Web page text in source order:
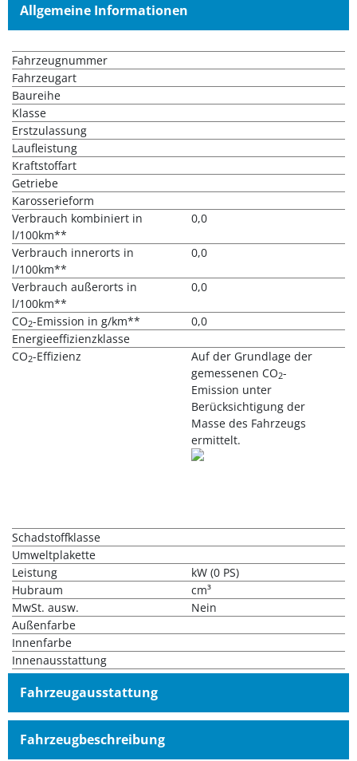
Allgemeine Informationen
Fahrzeugnummer
Fahrzeugart
Baureihe
Klasse
Erstzulassung
Laufleistung
Kraftstoffart
Getriebe
Karosserieform
Verbrauch kombiniert in
l/100km**
0,0
Verbrauch innerorts in
l/100km**
0,0
Verbrauch außerorts in
l/100km**
0,0
CO2-Emission in g/km**
0,0
Energieeffizienzklasse
CO2-Effizienz
Auf der Grundlage der
gemessenen CO2-
Emission unter
Berücksichtigung der
Masse des Fahrzeugs
ermittelt.
Schadstoffklasse
Umweltplakette
Leistung
kW (0 PS)
Hubraum
cm³
MwSt. ausw.
Nein
Außenfarbe
Innenfarbe
Innenausstattung
Fahrzeugausstattung
Fahrzeugbeschreibung